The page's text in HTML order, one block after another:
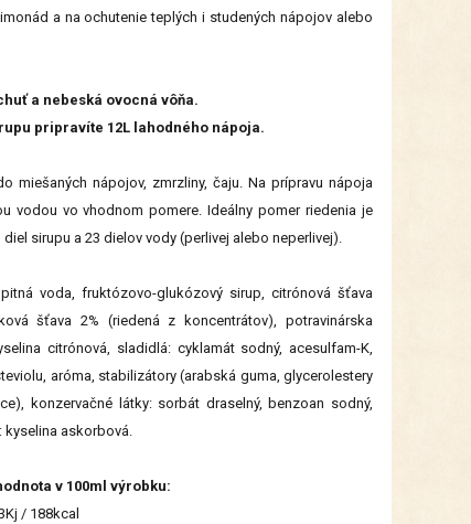
a na ochutenie teplých i studených nápojov alebo
a nebeská ovocná vôňa.
pripravíte 12L lahodného nápoja.
miešaných nápojov, zmrzliny, čaju. Na prípravu nápoja
vodou vo vhodnom pomere. Ideálny pomer riedenia je
diel sirupu a 23 dielov vody (perlivej alebo neperlivej).
pitná voda, fruktózovo-glukózový sirup, citrónová šťava
šťava 2% (riedená z koncentrátov), ​​potravinárska
citrónová, sladidlá: cyklamát sodný, acesulfam-K,
aróma, stabilizátory (arabská guma, glycerolestery
konzervačné látky: sorbát draselný, benzoan sodný,
kyselina askorbová.
v 100ml výrobku:
/ 188kcal